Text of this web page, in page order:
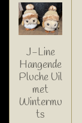
J-Line
Hangende
Pluche Uil
met
Wintermu
ts